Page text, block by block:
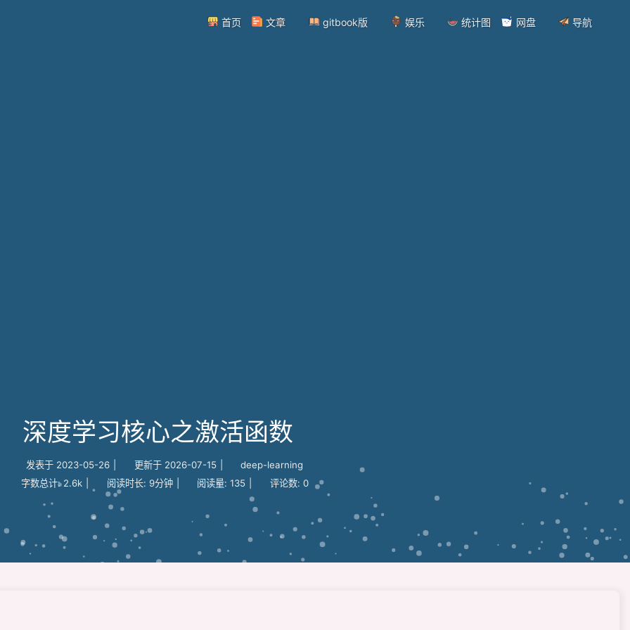
首页 文章 gitbook版 娱乐 统计图 网盘 导航
深度学习核心之激活函数
发表于 2023-05-26 更新于 2026-07-15
deep-learning
字数总计: 2.6k 阅读时长: 9分钟 阅读量: 135 评论数: 0